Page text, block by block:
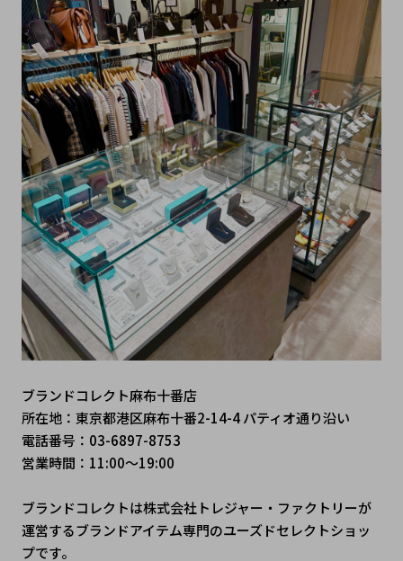
ブランドコレクト麻布十番店
所在地：東京都港区麻布十番2-14-4 パティオ通り沿い
電話番号：03-6897-8753
営業時間：11:00～19:00
ブランドコレクトは株式会社トレジャー・ファクトリーが
運営するブランドアイテム専門のユーズドセレクトショッ
プです。